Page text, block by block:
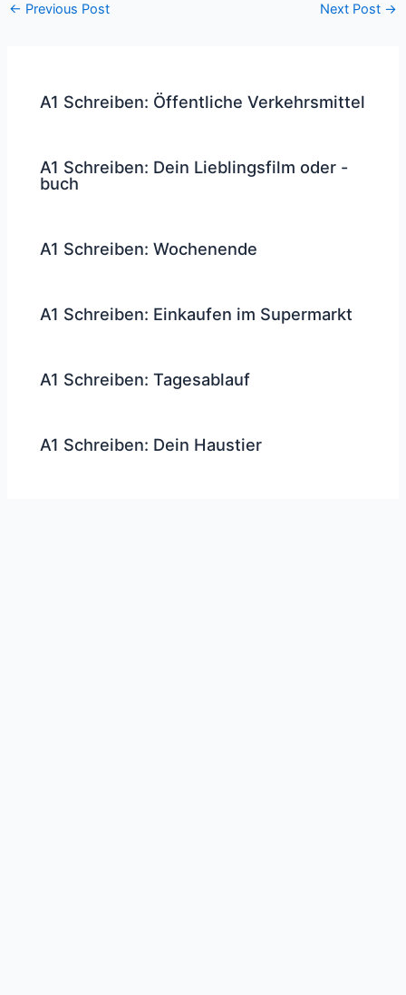
← Previous Post Next Post →
A1 Schreiben: Öffentliche Verkehrsmittel
A1 Schreiben: Dein Lieblingsfilm oder -
buch
A1 Schreiben: Wochenende
A1 Schreiben: Einkaufen im Supermarkt
A1 Schreiben: Tagesablauf
A1 Schreiben: Dein Haustier